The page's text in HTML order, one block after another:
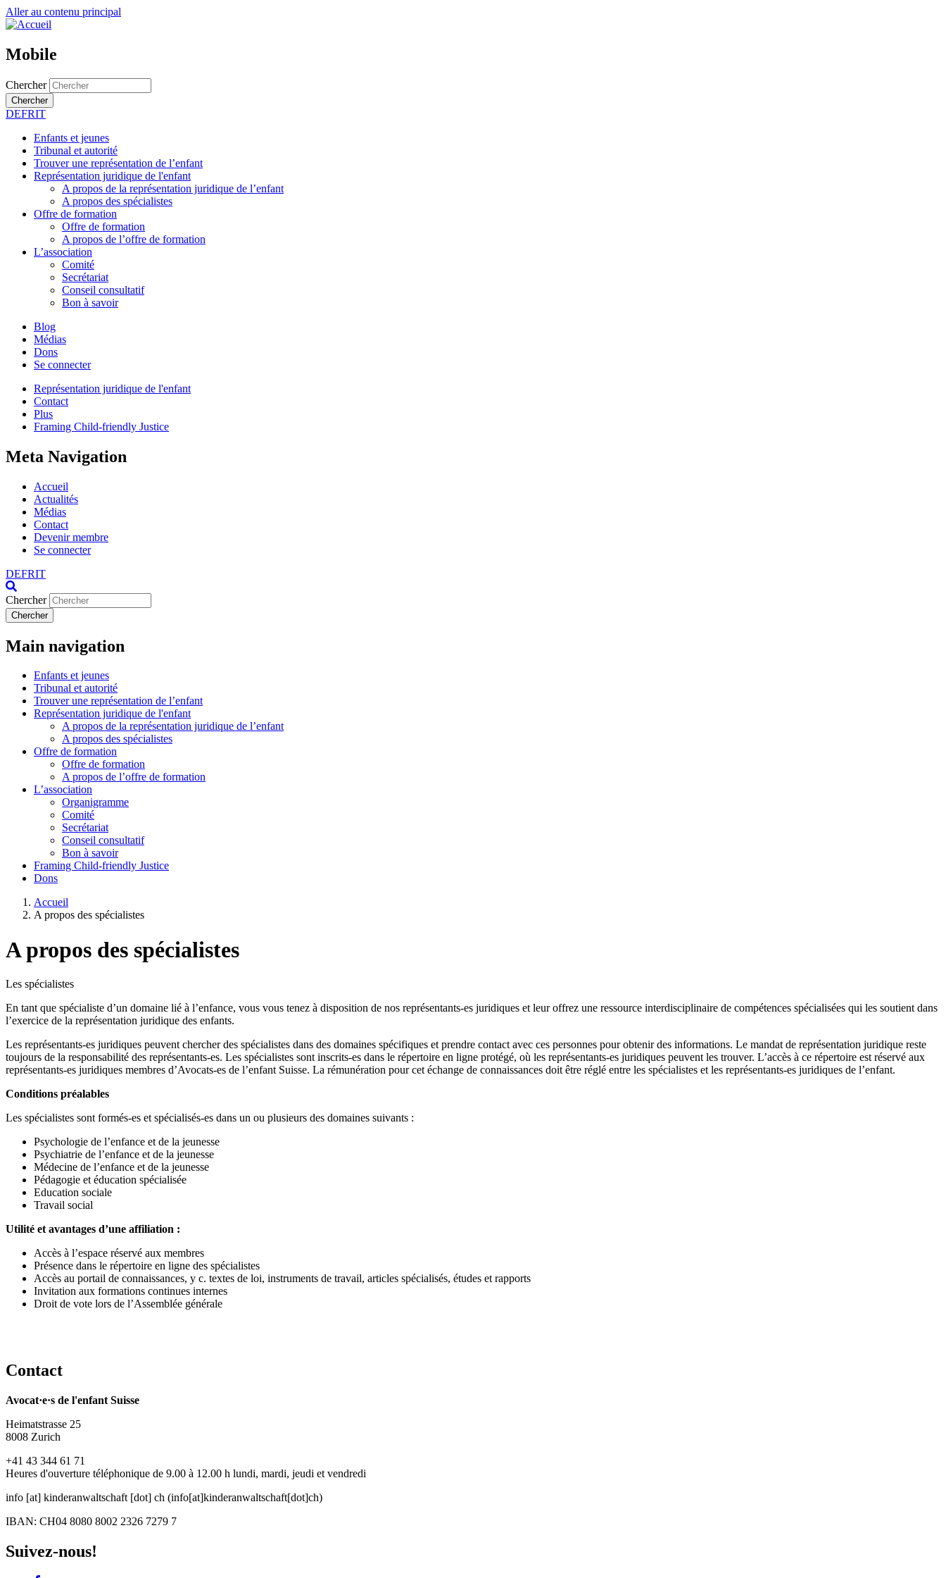
Aller au contenu principal
Mobile
Chercher
Chercher
DEFRIT
Enfants et jeunes
Tribunal et autorité
Trouver une représentation de l’enfant
Représentation juridique de l'enfant
A propos de la représentation juridique de l’enfant
A propos des spécialistes
Offre de formation
Offre de formation
A propos de l’offre de formation
L’association
Comité
Secrétariat
Conseil consultatif
Bon à savoir
Blog
Médias
Dons
Se connecter
Représentation juridique de l'enfant
Contact
Plus
Framing Child-friendly Justice
Meta Navigation
Accueil
Actualités
Médias
Contact
Devenir membre
Se connecter
DEFRIT
Chercher
Chercher
Main navigation
Enfants et jeunes
Tribunal et autorité
Trouver une représentation de l’enfant
Représentation juridique de l'enfant
A propos de la représentation juridique de l’enfant
A propos des spécialistes
Offre de formation
Offre de formation
A propos de l’offre de formation
L’association
Organigramme
Comité
Secrétariat
Conseil consultatif
Bon à savoir
Framing Child-friendly Justice
Dons
Accueil
A propos des spécialistes
A propos des spécialistes
Les spécialistes
En tant que spécialiste d’un domaine lié à l’enfance, vous vous tenez à disposition de nos représentants-es juridiques et leur offrez une ressource interdisciplinaire de compétences spécialisées qui les soutient dans
l’exercice de la représentation juridique des enfants.
Les représentants-es juridiques peuvent chercher des spécialistes dans des domaines spécifiques et prendre contact avec ces personnes pour obtenir des informations. Le mandat de représentation juridique reste
toujours de la responsabilité des représentants-es. Les spécialistes sont inscrits-es dans le répertoire en ligne protégé, où les représentants-es juridiques peuvent les trouver. L’accès à ce répertoire est réservé aux
représentants-es juridiques membres d’Avocats-es de l’enfant Suisse. La rémunération pour cet échange de connaissances doit être réglé entre les spécialistes et les représentants-es juridiques de l’enfant.
Conditions préalables
Les spécialistes sont formés-es et spécialisés-es dans un ou plusieurs des domaines suivants :
Psychologie de l’enfance et de la jeunesse
Psychiatrie de l’enfance et de la jeunesse
Médecine de l’enfance et de la jeunesse
Pédagogie et éducation spécialisée
Education sociale
Travail social
Utilité et avantages d’une affiliation :
Accès à l’espace réservé aux membres
Présence dans le répertoire en ligne des spécialistes
Accès au portail de connaissances, y c. textes de loi, instruments de travail, articles spécialisés, études et rapports
Invitation aux formations continues internes
Droit de vote lors de l’Assemblée générale
Contact
Avocat·e·s de l'enfant Suisse
Heimatstrasse 25
8008 Zurich
+41 43 344 61 71
Heures d'ouverture téléphonique de 9.00 à 12.00 h lundi, mardi, jeudi et vendredi
info [at] kinderanwaltschaft [dot] ch (info[at]kinderanwaltschaft[dot]ch)
IBAN: CH04 8080 8002 2326 7279 7
Suivez-nous!